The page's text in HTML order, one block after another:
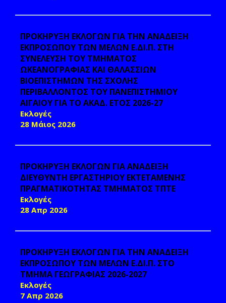
ΠΡΟΚΗΡΥΞΗ ΕΚΛΟΓΩΝ ΓΙΑ ΤΗΝ ΑΝΑΔΕΙΞΗ
ΕΚΠΡΟΣΩΠΟΥ ΤΩΝ ΜΕΛΩΝ Ε.ΔΙ.Π. ΣΤΗ
ΣΥΝΕΛΕΥΣΗ ΤΟΥ ΤΜΗΜΑΤΟΣ
ΩΚΕΑΝΟΓΡΑΦΙΑΣ ΚΑΙ ΘΑΛΑΣΣΙΩΝ
ΒΙΟΕΠΙΣΤΗΜΩΝ ΤΗΣ ΣΧΟΛΗΣ
ΠΕΡΙΒΑΛΛΟΝΤΟΣ ΤΟΥ ΠΑΝΕΠΙΣΤΗΜΙΟΥ
ΑΙΓΑΙΟΥ ΓΙΑ ΤΟ ΑΚΑΔ. ΕΤΟΣ 2026-27
Εκλογές
28 Μάιος 2026
ΠΡΟΚΗΡΥΞΗ ΕΚΛΟΓΩΝ ΓΙΑ ΑΝΑΔΕΙΞΗ
ΔΙΕΥΘΥΝΤΗ ΕΡΓΑΣΤΗΡΙΟΥ ΕΚΤΕΤΑΜΕΝΗΣ
ΠΡΑΓΜΑΤΙΚΟΤΗΤΑΣ ΤΜΗΜΑTOΣ ΤΠΤΕ
Εκλογές
28 Απρ 2026
ΠΡΟΚΗΡΥΞΗ ΕΚΛΟΓΩΝ ΓΙΑ ΤΗΝ ΑΝΑΔΕΙΞΗ
ΕΚΠΡΟΣΩΠΟΥ ΤΩΝ ΜΕΛΩΝ Ε.ΔΙ.Π. ΣΤΟ
ΤΜΗΜΑ ΓΕΩΓΡΑΦΙΑΣ 2026-2027
Εκλογές
7 Απρ 2026